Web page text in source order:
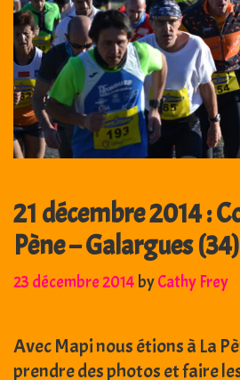
21 décembre 2014 :
Pène – Galargues (34)
23 décembre 2014 byCathy Frey
Avec Mapi nous étions à La
prendre des photos et faire